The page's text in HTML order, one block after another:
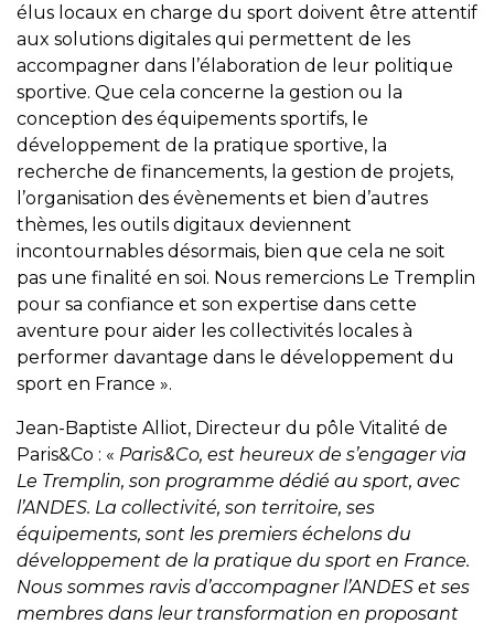
élus locaux en charge du sport doivent être attentif
aux solutions digitales qui permettent de les
accompagner dans l’élaboration de leur politique
sportive. Que cela concerne la gestion ou la
conception des équipements sportifs, le
développement de la pratique sportive, la
recherche de financements, la gestion de projets,
l’organisation des évènements et bien d’autres
thèmes, les outils digitaux deviennent
incontournables désormais, bien que cela ne soit
pas une finalité en soi. Nous remercions Le Tremplin
pour sa confiance et son expertise dans cette
aventure pour aider les collectivités locales à
performer davantage dans le développement du
sport en France ».
Jean-Baptiste Alliot, Directeur du pôle Vitalité de
Paris&Co : « Paris&Co, est heureux de s’engager via
Le Tremplin, son programme dédié au sport, avec
l’ANDES. La collectivité, son territoire, ses
équipements, sont les premiers échelons du
développement de la pratique du sport en France.
Nous sommes ravis d’accompagner l’ANDES et ses
membres dans leur transformation en proposant